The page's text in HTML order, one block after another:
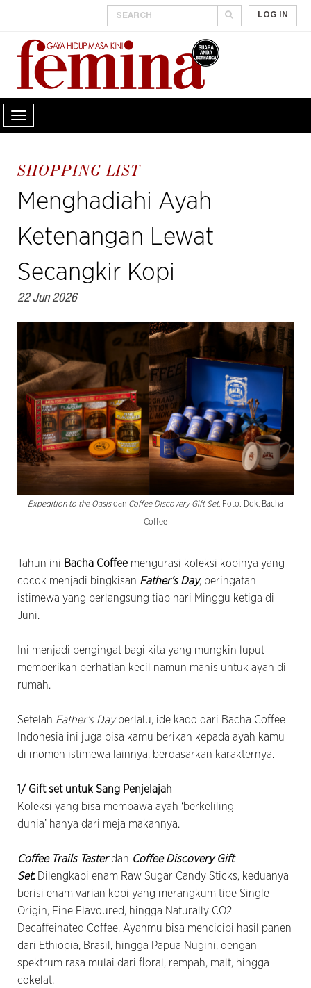
LOG IN
SHOPPING LIST
Menghadiahi Ayah
Ketenangan Lewat
Secangkir Kopi
22 Jun 2026
Expedition to the Oasisdan Coffee Discovery Gift Set. Foto: Dok. Bacha
Coffee
Tahun ini Bacha Coffee mengurasi koleksi kopinya yang
cocok menjadi bingkisan Father’s Day, peringatan
istimewa yang berlangsung tiap hari Minggu ketiga di
Juni.
Ini menjadi pengingat bagi kita yang mungkin luput
memberikan perhatian kecil namun manis untuk ayah di
rumah.
Setelah Father’s Day berlalu, ide kado dari Bacha Coffee
Indonesia ini juga bisa kamu berikan kepada ayah kamu
di momen istimewa lainnya, berdasarkan karakternya.
1/ Gift set untuk Sang Penjelajah
Koleksi yang bisa membawa ayah ‘berkeliling
dunia’ hanya dari meja makannya.
Coffee Trails Taster dan Coffee Discovery Gift
Set: Dilengkapi enam Raw Sugar Candy Sticks, keduanya
berisi enam varian kopi yang merangkum tipe Single
Origin, Fine Flavoured, hingga Naturally CO2
Decaffeinated Coffee. Ayahmu bisa mencicipi hasil panen
dari Ethiopia, Brasil, hingga Papua Nugini, dengan
spektrum rasa mulai dari floral, rempah, malt, hingga
cokelat.